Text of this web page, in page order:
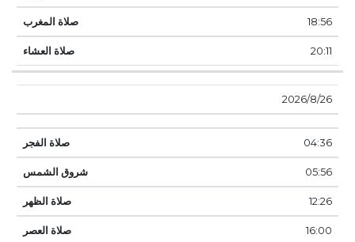
18:56
20:11
26‏‏/8‏‏/2026
04:36
05:56
12:26
16:00